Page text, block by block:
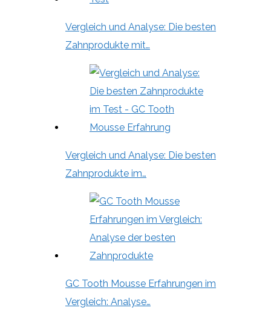
Vergleich und Analyse: Die besten
Zahnprodukte mit…
Vergleich und Analyse: Die besten
Zahnprodukte im…
GC Tooth Mousse Erfahrungen im
Vergleich: Analyse…